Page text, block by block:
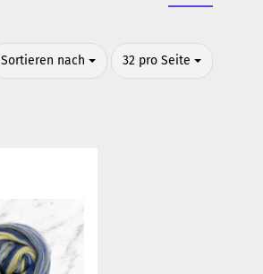
Sortieren nach
Sortieren nach 32 pro Seite
pro Seite